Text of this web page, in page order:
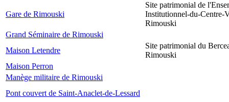
Gare de Rimouski
Site patrimonial de
Institutionnel-du-Centre-
Rimouski
Grand Séminaire de Rimouski
Maison Letendre
Site patrimonial du
Rimouski
Maison Perron
Manège militaire de Rimouski
Pont couvert de Saint-Anaclet-de-Lessard